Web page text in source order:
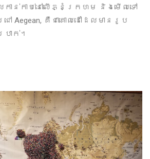
កាន់កាប់នៅលើភ្នំក្រហម និងមើលទៅ
Aegean, គឺជាគោលដៅដែលមានរូប
រាក់។